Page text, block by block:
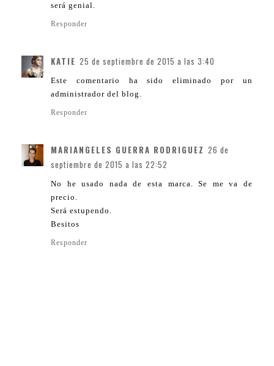
será genial.
Responder
KATIE 25 de septiembre de 2015 a las 3:40
Este comentario ha sido eliminado por un
administrador del blog.
Responder
MARIANGELES GUERRA RODRIGUEZ 26 de
septiembre de 2015 a las 22:52
No he usado nada de esta marca. Se me va de
precio.
Será estupendo.
Besitos
Responder